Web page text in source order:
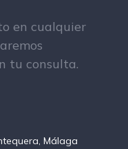
en cualquier
tu consulta.
Málaga